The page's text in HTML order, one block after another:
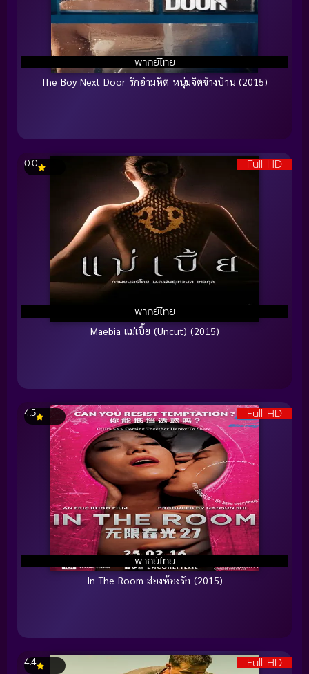
พากย์ไทย
The Boy Next Door รักอำมหิต หนุ่มจิตข้างบ้าน (2015)
Full HD
พากย์ไทย
0.0
Maebia แม่เบี้ย (Uncut) (2015)
Full HD
พากย์ไทย
4.5
In The Room ส่องห้องรัก (2015)
Full HD
4.4